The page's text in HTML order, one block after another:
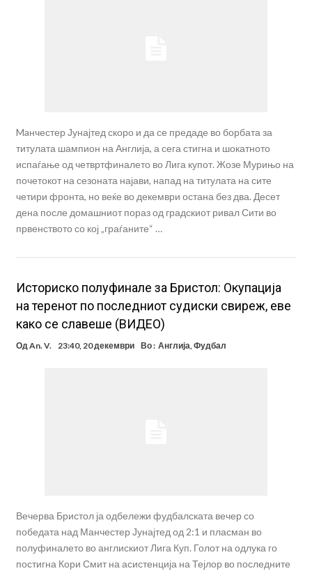
Maнчестер Јунајтед скоро и да се предаде во борбата за
титулата шампион на Англија, а сега стигна и шокатното
испаѓање од четвртфиналето во Лига купот. Жозе Мурињо на
почетокот на сезоната најави, напад на титулата на сите
четири фронта, но веќе во декември остана без два. Десет
дена после домашниот пораз од градскиот ривал Сити во
првенството со кој „граѓаните“ …
Историско полуфинале за Бристол: Окупација
на теренот по последниот судиски свиреж, еве
како се славеше (ВИДЕО)
ОдAn. V. 23:40, 20 декември Во : Англија,Фудбал
Вечерва Бристол ја одбележи фудбалската вечер со
победата над Манчестер Јунајтед од 2:1 и пласман во
полуфиналето во англискиот Лига Куп. Голот на одлука го
постигна Кори Смит на асистенција на Тејлор во последните